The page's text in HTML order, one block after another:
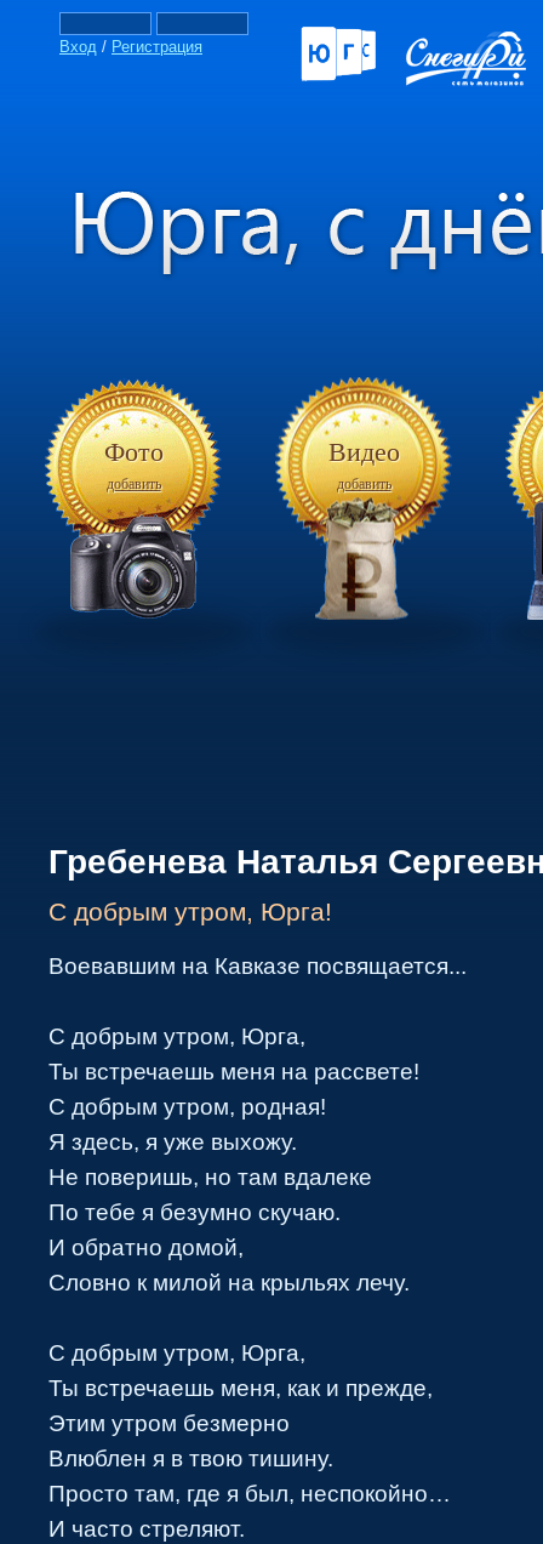
Вход / Регистрация
Фото
добавить
Видео
добавить
Гребенева Наталья
С добрым утром, Юрга!
Воевавшим на Кавказе посвящается...
С добрым утром, Юрга,
Ты встречаешь меня на рассвете!
С добрым утром, родная!
Я здесь, я уже выхожу.
Не поверишь, но там вдалеке
По тебе я безумно скучаю.
И обратно домой,
Словно к милой на крыльях лечу.
С добрым утром, Юрга,
Ты встречаешь меня, как и прежде,
Этим утром безмерно
Влюблен я в твою тишину.
Просто там, где я был, неспокойно…
И часто стреляют.